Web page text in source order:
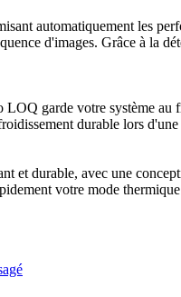
automatiquement les
d'images. Grâce à la
garde votre système
durable lors
et durable, avec une
votre mode